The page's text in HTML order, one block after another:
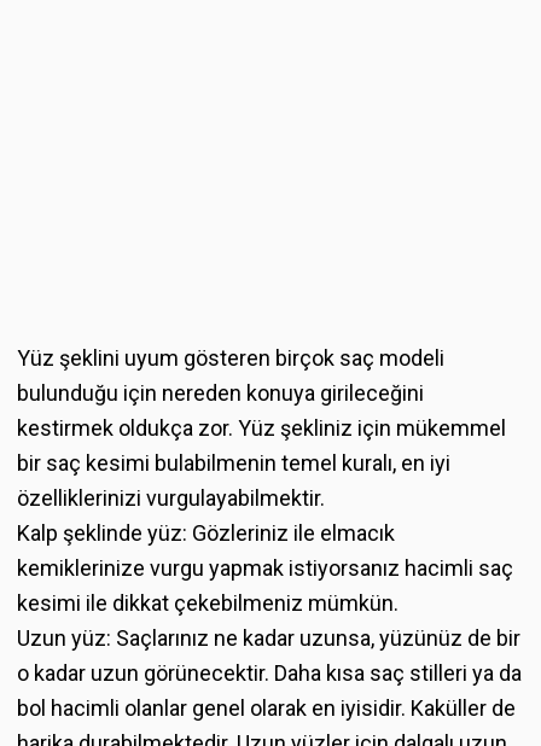
Yüz şeklini uyum gösteren birçok saç modeli
bulunduğu için nereden konuya girileceğini
kestirmek oldukça zor. Yüz şekliniz için mükemmel
bir saç kesimi bulabilmenin temel kuralı, en iyi
özelliklerinizi vurgulayabilmektir.
Kalp şeklinde yüz: Gözleriniz ile elmacık
kemiklerinize vurgu yapmak istiyorsanız hacimli saç
kesimi ile dikkat çekebilmeniz mümkün.
Uzun yüz: Saçlarınız ne kadar uzunsa, yüzünüz de bir
o kadar uzun görünecektir. Daha kısa saç stilleri ya da
bol hacimli olanlar genel olarak en iyisidir. Kaküller de